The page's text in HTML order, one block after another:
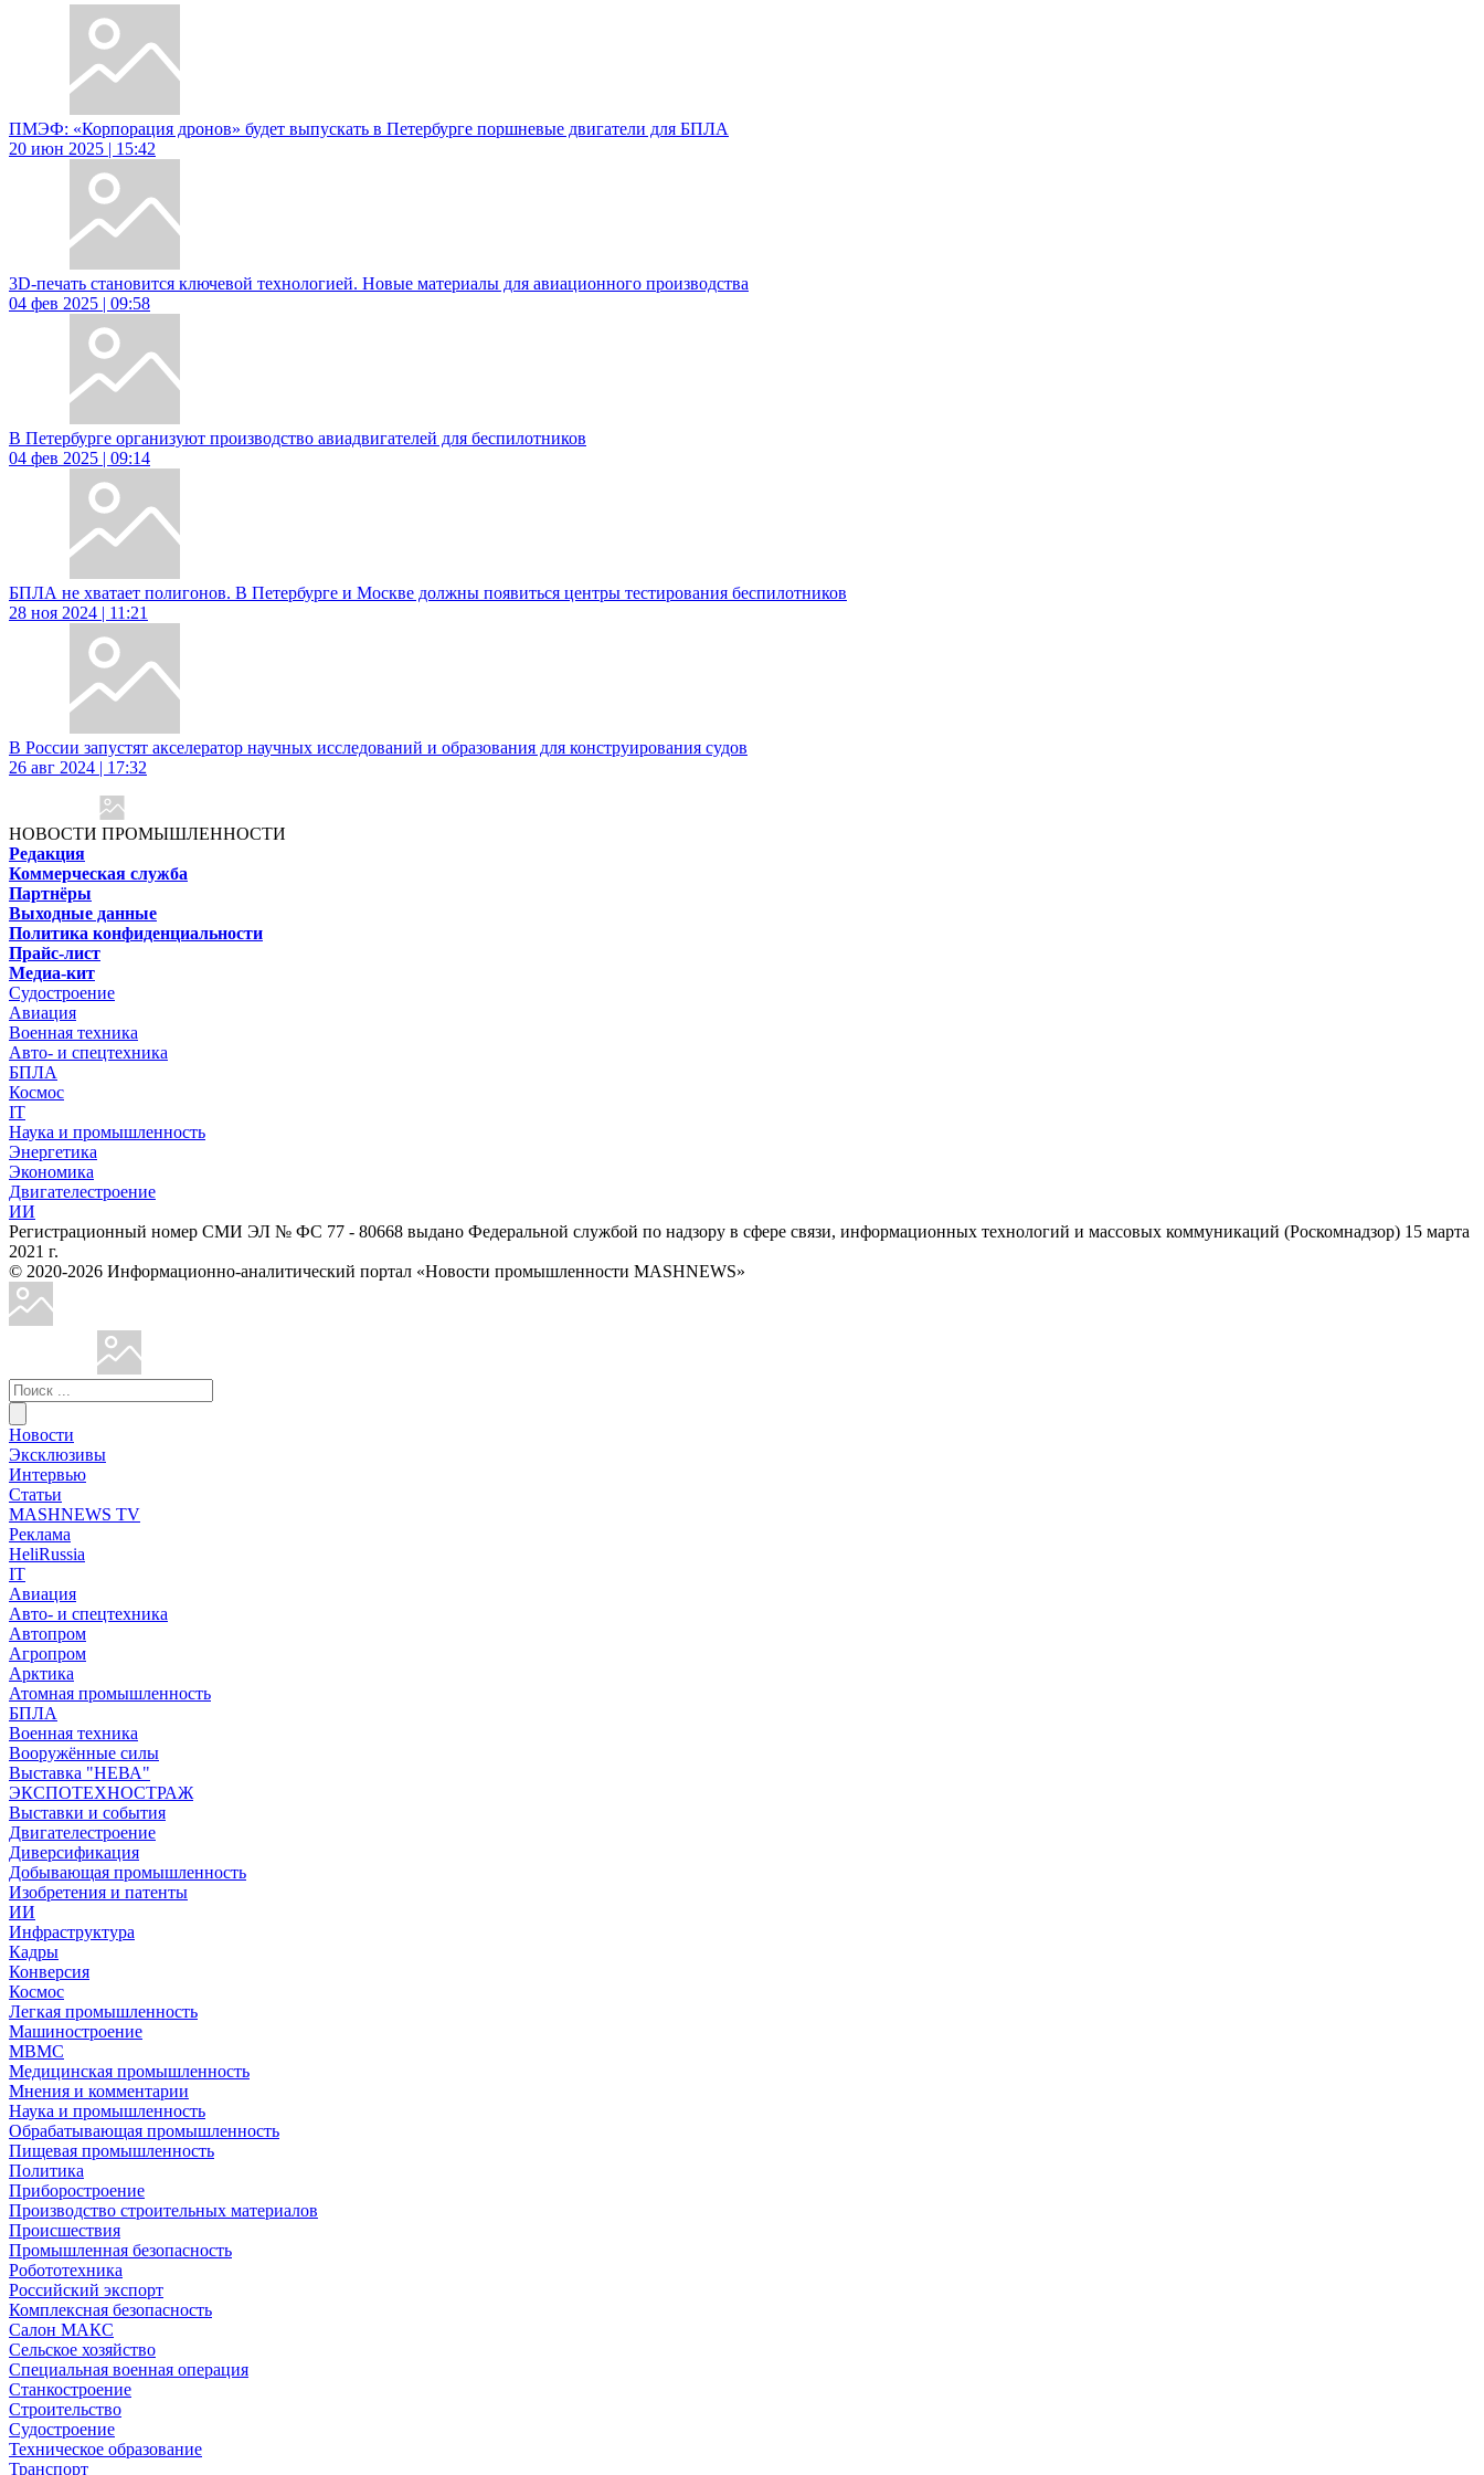
ПМЭФ: «Корпорация дронов» будет выпускать в Петербурге поршневые двигатели для БПЛА
20 июн 2025 | 15:42
3D-печать становится ключевой технологией. Новые материалы для авиационного производства
04 фев 2025 | 09:58
В Петербурге организуют производство авиадвигателей для беспилотников
04 фев 2025 | 09:14
БПЛА не хватает полигонов. В Петербурге и Москве должны появиться центры тестирования беспилотников
28 ноя 2024 | 11:21
В России запустят акселератор научных исследований и образования для конструирования судов
26 авг 2024 | 17:32
НОВОСТИ ПРОМЫШЛЕННОСТИ
Редакция
Коммерческая служба
Партнёры
Выходные данные
Политика конфиденциальности
Прайс-лист
Медиа-кит
Судостроение
Авиация
Военная техника
Авто- и спецтехника
БПЛА
Космос
IT
Наука и промышленность
Энергетика
Экономика
Двигателестроение
ИИ
Регистрационный номер СМИ ЭЛ № ФС 77 - 80668 выдано Федеральной службой по надзору в сфере связи, информационных технологий и массовых коммуникаций (Роскомнадзор) 15 марта
2021 г.
© 2020-2026 Информационно-аналитический портал «Новости промышленности MASHNEWS»
Новости
Эксклюзивы
Интервью
Статьи
MASHNEWS TV
Реклама
HeliRussia
IT
Авиация
Авто- и спецтехника
Автопром
Агропром
Арктика
Атомная промышленность
БПЛА
Военная техника
Вооружённые силы
Выставка "НЕВА"
ЭКСПОТЕХНОСТРАЖ
Выставки и события
Двигателестроение
Диверсификация
Добывающая промышленность
Изобретения и патенты
ИИ
Инфраструктура
Кадры
Конверсия
Космос
Легкая промышленность
Машиностроение
МВМС
Медицинская промышленность
Мнения и комментарии
Наука и промышленность
Обрабатывающая промышленность
Пищевая промышленность
Политика
Приборостроение
Производство строительных материалов
Происшествия
Промышленная безопасность
Робототехника
Российский экспорт
Комплексная безопасность
Салон МАКС
Сельское хозяйство
Специальная военная операция
Станкостроение
Строительство
Судостроение
Техническое образование
Транспорт